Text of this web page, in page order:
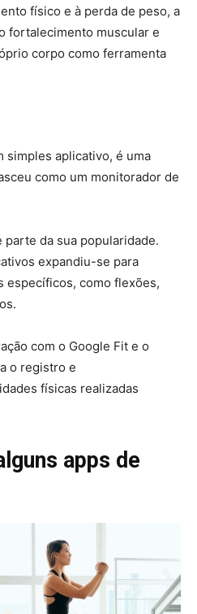
físico e à perda de peso, a
fortalecimento muscular e
corpo como ferramenta
simples aplicativo, é uma
como um monitorador de
parte da sua popularidade.
expandiu-se para
específicos, como flexões,
com o Google Fit e o
o registro e
físicas realizadas
apps de